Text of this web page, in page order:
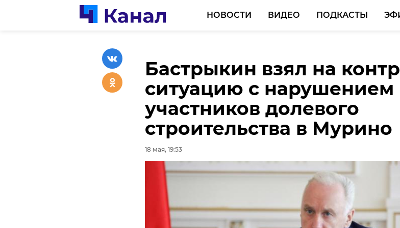
НОВОСТИ ВИДЕО ПОДКАСТЫ
Бастрыкин взял на
ситуацию с нарушением
участников долевого
строительства в Мурино
18 мая, 19:53
Уголовное дело о
железной дороге в
передали в суд
18 мая, 19:17
Ленобласть планирует
заключить на ПМЭФ
соглашений на 300 млрд
рублей
18 мая, 18:44